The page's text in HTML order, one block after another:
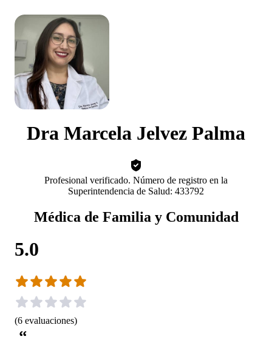
Dra Marcela Jelvez Palma
Profesional verificado. Número de registro en la
Superintendencia de Salud: 433792
Médica de Familia y Comunidad
5.0
(6 evaluaciones)